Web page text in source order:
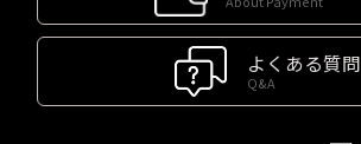
よくある質問
Q&A